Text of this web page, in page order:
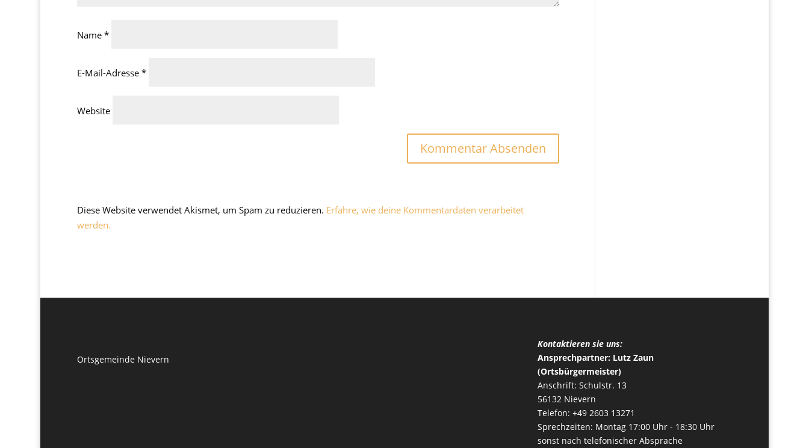
Name *
E-Mail-Adresse *
Website
Diese Website verwendet Akismet, um Spam zu reduzieren. Erfahre, wie deine Kommentardaten verarbeitet
werden.
Ortsgemeinde Nievern
Kontaktieren sie uns:
Ansprechpartner: Lutz Zaun
(Ortsbürgermeister)
Anschrift: Schulstr. 13
56132 Nievern
Telefon: +49 2603 13271
Sprechzeiten: Montag 17:00 Uhr - 18:30 Uhr
sonst nach telefonischer Absprache